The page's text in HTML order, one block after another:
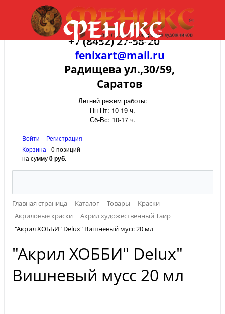
+7 (8452) 27-58-20
fenixart@mail.ru
Радищева ул.,30/59,
Саратов
Летний режим работы:
Пн-Пт: 10-19 ч.
Сб-Вс: 10-17 ч.
Войти
Регистрация
Корзина
0 позиций
на сумму0 руб.
Главная страница Каталог Товары
Краски
Акриловые краски
Акрил художественный Таир
"Акрил ХОББИ" Delux" Вишневый мусс 20 мл
"Акрил ХОББИ" Delux"
Вишневый мусс 20 мл